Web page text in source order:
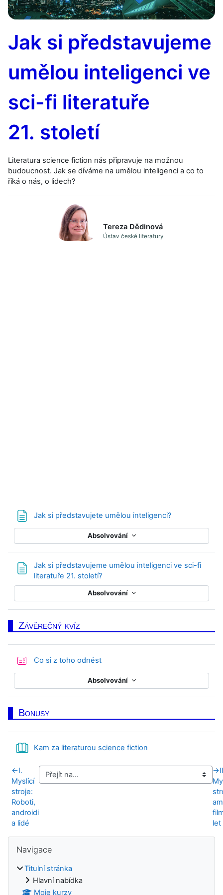
Jak si představujeme
umělou inteligenci ve
sci-fi literatuře
21. století
Literatura science fiction nás připravuje na možnou
budoucnost. Jak se díváme na umělou inteligenci a co to
říká o nás, o lidech?
Tereza Dědinová
Ústav české literatury
Jak si představujete umělou inteligenci?Stránka
Absolvování
Jak si představujeme umělou inteligenci ve sci-fi
literatuře 21. století?Stránka
Absolvování
Závěrečný kvíz
Co si z toho odnéstTest
Absolvování
Bonusy
Kam za literaturou science fiction
←I.
Myslící
stroje:
Roboti,
androidi
a lidé
→
let
Navigace
Titulní stránka
Hlavní nabídka
Moje kurzy